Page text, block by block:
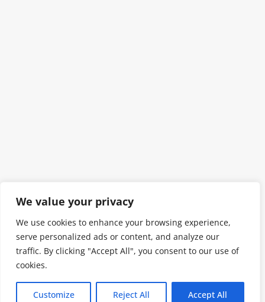
We value your privacy
We use cookies to enhance your browsing experience,
serve personalized ads or content, and analyze our
traffic. By clicking "Accept All", you consent to our use of
cookies.
Customize Reject All Accept All